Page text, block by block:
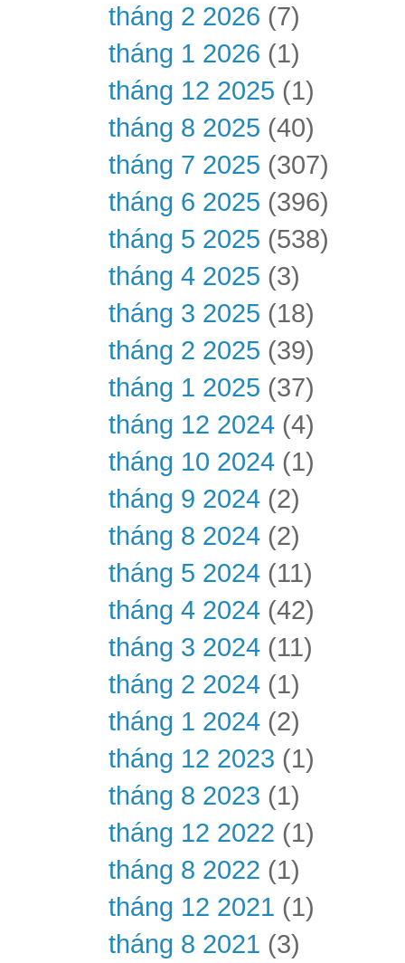
tháng 2 2026 (7)
tháng 1 2026 (1)
tháng 12 2025 (1)
tháng 8 2025 (40)
tháng 7 2025 (307)
tháng 6 2025 (396)
tháng 5 2025 (538)
tháng 4 2025 (3)
tháng 3 2025 (18)
tháng 2 2025 (39)
tháng 1 2025 (37)
tháng 12 2024 (4)
tháng 10 2024 (1)
tháng 9 2024 (2)
tháng 8 2024 (2)
tháng 5 2024 (11)
tháng 4 2024 (42)
tháng 3 2024 (11)
tháng 2 2024 (1)
tháng 1 2024 (2)
tháng 12 2023 (1)
tháng 8 2023 (1)
tháng 12 2022 (1)
tháng 8 2022 (1)
tháng 12 2021 (1)
tháng 8 2021 (3)